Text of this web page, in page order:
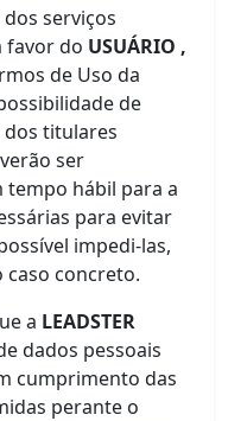
serviços
favor do USUÁRIO ,
de Uso da
de
dos titulares
ser
tempo hábil para a
para evitar
impedi-las,
concreto.
a LEADSTER
dados pessoais
cumprimento das
perante o